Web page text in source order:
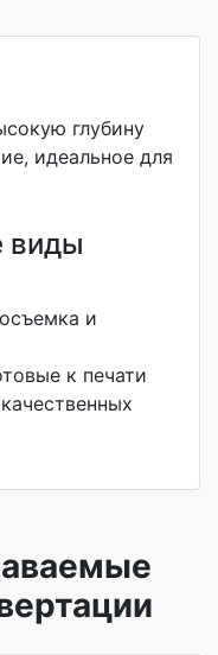
глубину
идеальное для
виды
и
к печати